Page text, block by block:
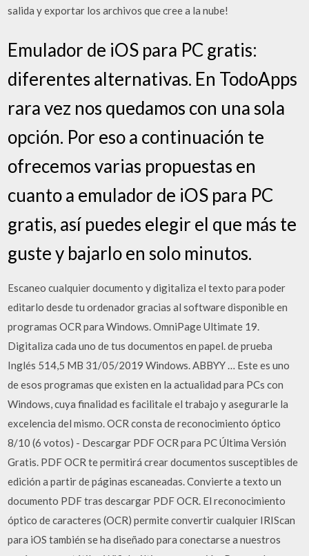
salida y exportar los archivos que cree a la nube!
Emulador de iOS para PC gratis:
diferentes alternativas. En TodoApps
rara vez nos quedamos con una sola
opción. Por eso a continuación te
ofrecemos varias propuestas en
cuanto a emulador de iOS para PC
gratis, así puedes elegir el que más te
guste y bajarlo en solo minutos.
Escaneo cualquier documento y digitaliza el texto para poder
editarlo desde tu ordenador gracias al software disponible en
programas OCR para Windows. OmniPage Ultimate 19.
Digitaliza cada uno de tus documentos en papel. de prueba
Inglés 514,5 MB 31/05/2019 Windows. ABBYY … Este es uno
de esos programas que existen en la actualidad para PCs con
Windows, cuya finalidad es facilitale el trabajo y asegurarle la
excelencia del mismo. OCR consta de reconocimiento óptico
8/10 (6 votos) - Descargar PDF OCR para PC Última Versión
Gratis. PDF OCR te permitirá crear documentos susceptibles de
edición a partir de páginas escaneadas. Convierte a texto un
documento PDF tras descargar PDF OCR. El reconocimiento
óptico de caracteres (OCR) permite convertir cualquier IRIScan
para iOS también se ha diseñado para conectarse a nuestros